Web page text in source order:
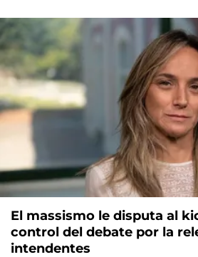
El massismo le disputa al
control del debate por la
intendentes